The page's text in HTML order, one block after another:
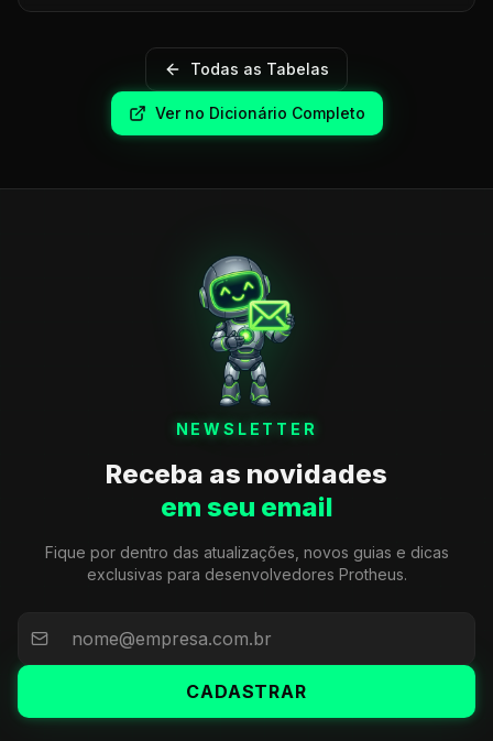
Todas as Tabelas
Ver no Dicionário Completo
NEWSLETTER
Receba as novidades
em seu email
Fique por dentro das atualizações, novos guias e dicas
exclusivas para desenvolvedores Protheus.
CADASTRAR